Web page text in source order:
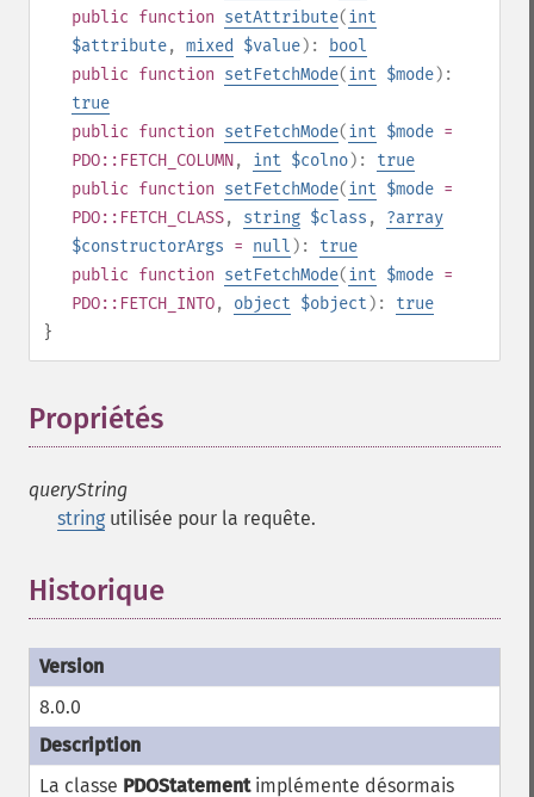
public function setAttribute(int
$attribute, mixed $value):
bool
public function setFetchMode(int $mode):
true
public function setFetchMode(int $mode =
PDO::FETCH_COLUMN, int $colno): true
public function setFetchMode(int $mode =
PDO::FETCH_CLASS, string $class , ?array
$constructorArgs = null ): true
public function setFetchMode(int $mode =
PDO::FETCH_INTO, object $object ): true
}
Propriétés
queryString
string utilisée pour la requête.
Historique
8.0.0
La classe PDOStatementimplémente désormais